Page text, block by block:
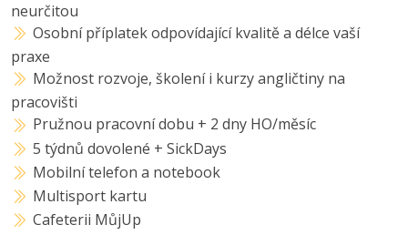
neurčitou
Osobní příplatek odpovídající kvalitě a délce vaší
praxe
Možnost rozvoje, školení i kurzy angličtiny na
pracovišti
Pružnou pracovní dobu + 2 dny HO/měsíc
5 týdnů dovolené + SickDays
Mobilní telefon a notebook
Multisport kartu
Cafeterii MůjUp